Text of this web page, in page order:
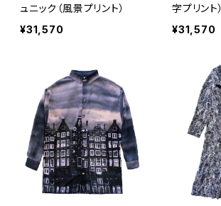
ュニック（風景プリント）
¥31,570
字プリント）
¥31,570